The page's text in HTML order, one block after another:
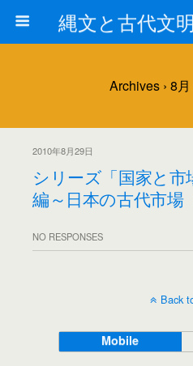
Archives › 8
2010年8月29日
シリーズ「国家と市
編～日本の古代市場
NO RESPONSES
Back
Mobile